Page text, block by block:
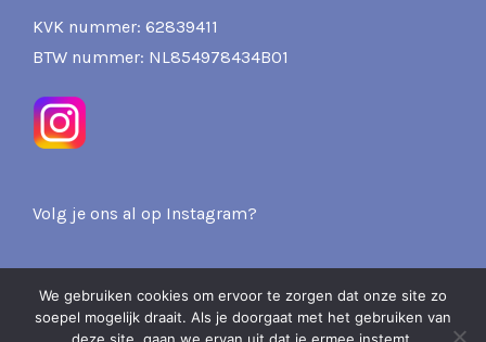
KVK nummer: 62839411
BTW nummer: NL854978434B01
Volg je ons al op Instagram?
2026 Pits & Presents -
We gebruiken cookies om ervoor te zorgen dat onze site zo
soepel mogelijk draait. Als je doorgaat met het gebruiken van